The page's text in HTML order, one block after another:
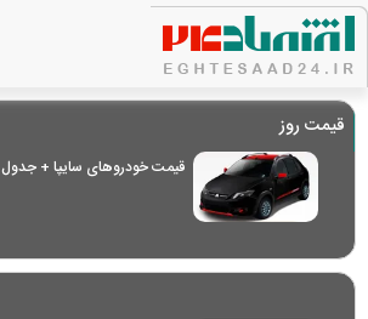
قیمت روز
قیمت خودرو‌های سایپا + جدول